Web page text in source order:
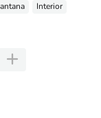
Interior